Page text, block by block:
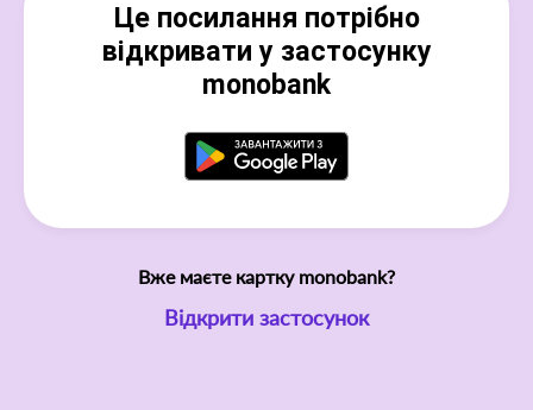
Це посилання потрібно
відкривати у застосунку
monobank
Вже маєте картку monobank?
Відкрити застосунок